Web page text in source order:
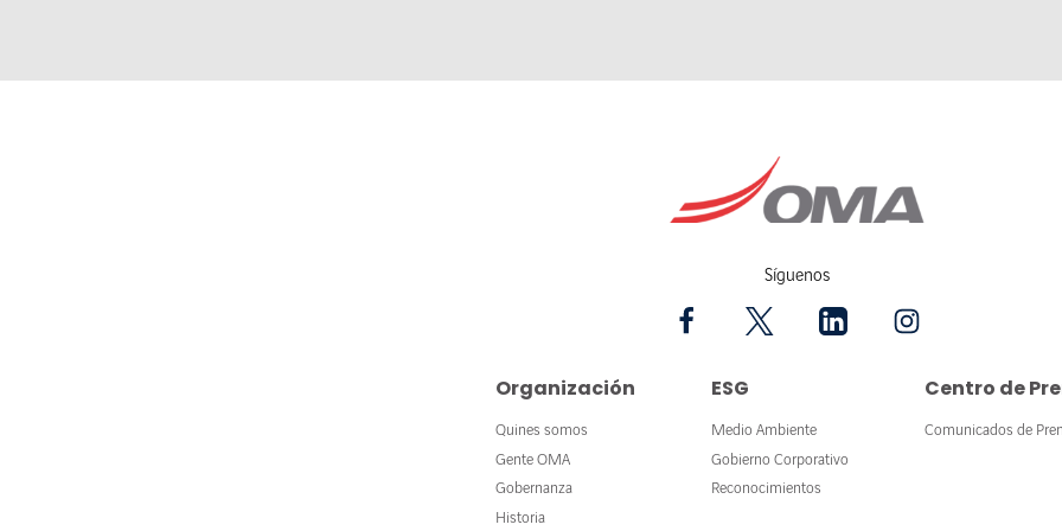
Síguenos
Organización
Quines somos
Gente OMA
Gobernanza
Historia
ESG
Medio Ambiente
Gobierno Corporativo
Reconocimientos
Centro de
Comunicados de